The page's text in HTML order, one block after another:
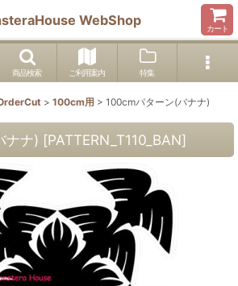
WebShop
カート
商品検索 ご利用案内 特集
> 100cm用 > 100cmパターン(バナナ)
ナナ) [PATTERN_T110_BAN]